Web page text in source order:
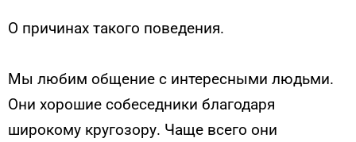
О причинах такого поведения.
Мы любим общение с интересными людьми.
Они хорошие собеседники благодаря
широкому кругозору. Чаще всего они